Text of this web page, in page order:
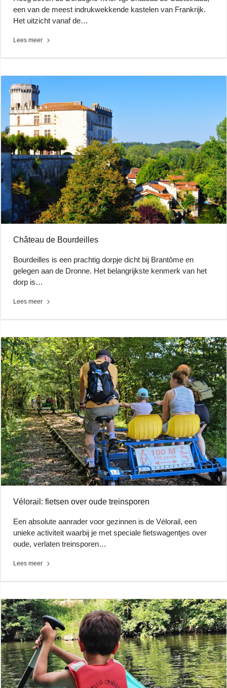
een van de meest indrukwekkende kastelen van Frankrijk.
Het uitzicht vanaf de…
Lees meer
Château de Bourdeilles
Bourdeilles is een prachtig dorpje dicht bij Brantôme en
gelegen aan de Dronne. Het belangrijkste kenmerk van het
dorp is…
Lees meer
Vélorail: fietsen over oude treinsporen
Een absolute aanrader voor gezinnen is de Vélorail, een
unieke activiteit waarbij je met speciale fietswagentjes over
oude, verlaten treinsporen…
Lees meer